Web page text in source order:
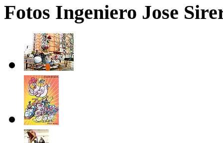
Fotos Ingeniero Jose